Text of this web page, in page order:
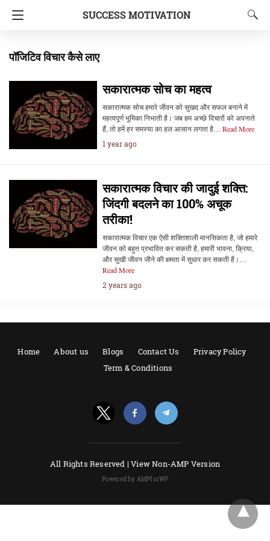
SUCCESS MOTIVATION
पॉजिटिव विचार कैसे लाए
सकारात्मक सोच का महत्व
सकारात्मक सोच हमारे जीवन को सुखद और सफल बनाने में
महत्वपूर्ण भूमिका निभाती है। जब हम अच्छे विचारों को अपनाते
हैं, तो हमें हर समस्या का हल आसान लगता है… Read More
1 year ago
सकारात्मक विचार की जादुई शक्ति:
जिंदगी बदलने का 100% अचूक
तरीका!
सकारात्मक विचार एक ऐसी शक्तिशाली मानसिकता है, जो हमारे
जीवन को बहुत प्रभावित कर सकती है, हमारी भावना, क्रिया,
और सुखी जीवन जीने की क्षमता में सुधार कर सकती है।…
Read More
2 years ago
Home About us Blogs Contact Us
Privacy Policy
Term & Conditions
All Rights Reserved |View Non-AMP Version
Powered by AMPforWP